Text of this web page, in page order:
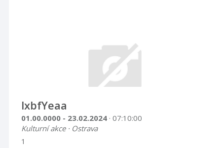
lxbfYeaa
01.00.0000 - 23.02.2024 · 07:10:00
Kulturní akce · Ostrava
1